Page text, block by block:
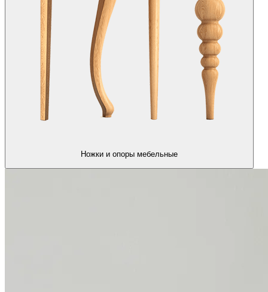
Ножки и опоры мебельные